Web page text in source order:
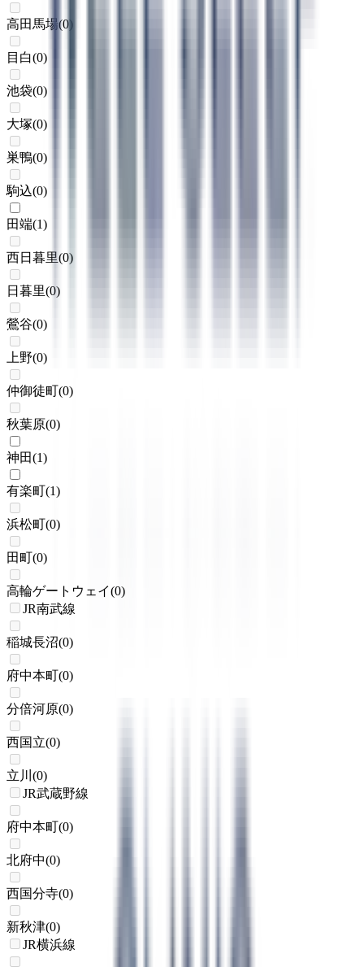
高田馬場(0)
目白(0)
池袋(0)
大塚(0)
巣鴨(0)
駒込(0)
田端(1)
西日暮里(0)
日暮里(0)
鶯谷(0)
上野(0)
仲御徒町(0)
秋葉原(0)
神田(1)
有楽町(1)
浜松町(0)
田町(0)
高輪ゲートウェイ(0)
JR南武線
稲城長沼(0)
府中本町(0)
分倍河原(0)
西国立(0)
立川 (0)
JR武蔵野線
府中本町(0)
北府中(0)
西国分寺(0)
新秋津(0)
JR横浜線